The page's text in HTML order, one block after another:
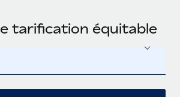
tarification équitable